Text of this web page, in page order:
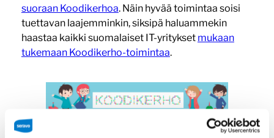
suoraan Koodikerhoa. Näin hyvää toimintaa soisi
tuettavan laajemminkin, siksipä haluammekin
haastaa kaikki suomalaiset IT-yritykset mukaan
tukemaan Koodikerho-toimintaa.